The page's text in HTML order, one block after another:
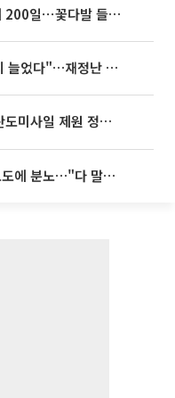
아옳이, 한의사 김형배와 벌써 200일⋯꽃다발 들고 "프러포즈 아냐"
추미애 "복지가 아니라 도민이 늘었다"…재정난 책임론 정면돌파
일 제원 정밀분석 중"
박문성, 축구협회 '성 접대' 보도에 분노…"다 말아먹으려고 작정했나"